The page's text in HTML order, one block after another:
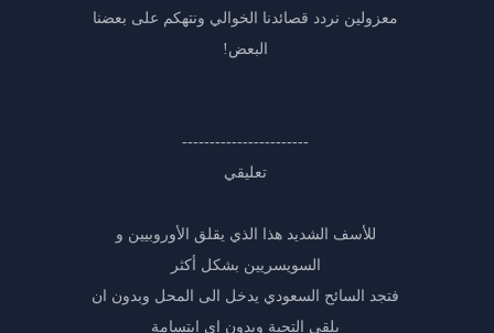
معزولين نردد قصائدنا الخوالي ونتهكم على بعضنا
البعض!
-----------------------
تعليقي
للأسف الشديد هذا الذي يقلق الأوروبيين و
السويسريين بشكل أكثر
فتجد السائح السعودي يدخل الى المحل وبدون ان
يلقي التحية وبدون اي ابتسامة